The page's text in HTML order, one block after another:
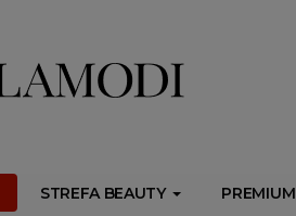
STREFA BEAUTY PREMIUM